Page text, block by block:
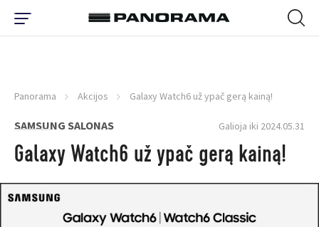
Panorama Akcijos Galaxy Watch6 už ypač gerą kainą!
SAMSUNG SALONAS Galioja iki 2024.05.31
Galaxy Watch6 už ypač gerą kainą!